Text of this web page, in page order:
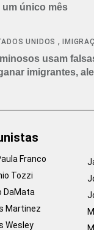
um único mês
UNIDOS ,
usam
imigrantes,
Franco
Tozzi
DaMata
Martinez
Wesley